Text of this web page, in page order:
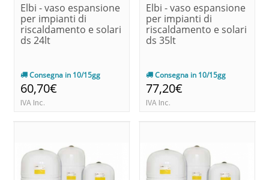
Elbi - vaso espansione
per impianti di
riscaldamento e solari
ds 24lt
Consegna in 10/15gg
60,70€
IVA Inc.
Elbi - vaso espansione
per impianti di
riscaldamento e solari
ds 35lt
Consegna in 10/15gg
77,20€
IVA Inc.